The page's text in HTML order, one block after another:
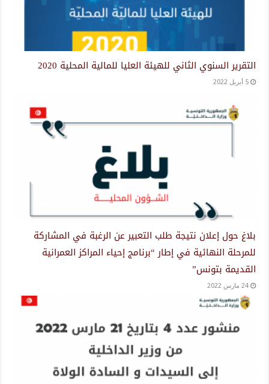
التقرير السنوي الثاني للهيئة العليا للمالية المحلية 2020
5 أبريل 2022
بلاغ حول إعلان نتيجة طلب التعبير عن الرغبة في المشاركة
للمرحلة النهائية في إطار “برنامج إحياء المراكز العمرانية
القديمة بتونس”
24 مارس 2022